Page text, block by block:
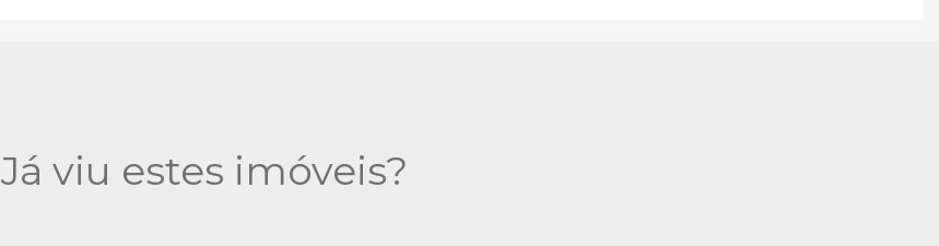
Já viu estes imóveis?